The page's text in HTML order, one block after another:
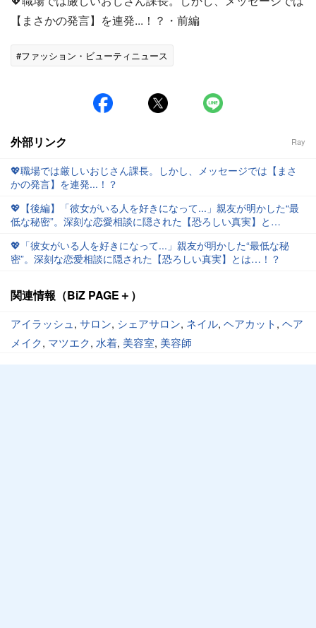
【まさかの発言】を連発...！？・前編
#ファッション・ビューティニュース
外部リンク Ray
💖職場では厳しいおじさん課長。しかし、メッセージでは【まさ
かの発言】を連発...！？
💖【後編】「彼女がいる人を好きになって...」親友が明かした“最
低な秘密”。深刻な恋愛相談に隠された【恐ろしい真実】と
💖「彼女がいる人を好きになって...」親友が明かした“最低な秘
密”。深刻な恋愛相談に隠された【恐ろしい真実】とは…！？
関連情報（BiZ PAGE＋）
アイラッシュ , サロン, シェアサロン, ネイル, ヘアカット, ヘア
メイク, マツエク, 水着, 美容室, 美容師